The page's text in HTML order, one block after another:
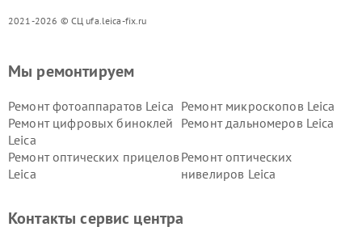
2021-2026 © СЦ ufa.leica-fix.ru
Мы ремонтируем
Ремонт фотоаппаратов Leica Ремонт микроскопов Leica
Ремонт цифровых биноклей
Leica
Ремонт дальномеров Leica
Ремонт оптических прицелов
Leica
Ремонт оптических
нивелиров Leica
Контакты сервис центра